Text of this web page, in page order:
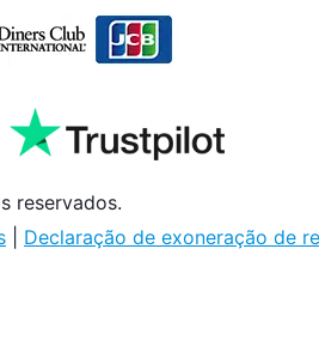
reservados.
Declaração de exoneração de